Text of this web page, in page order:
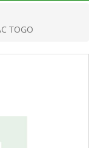
TOGO